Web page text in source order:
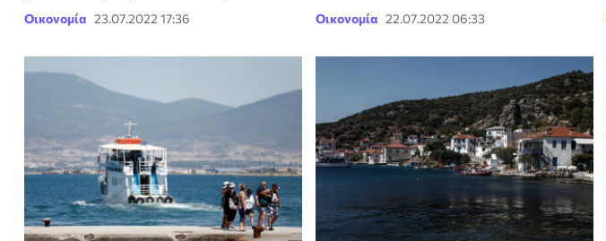
Οικονομία 23.07.2022 17:36 Οικονομία 22.07.2022 06:33